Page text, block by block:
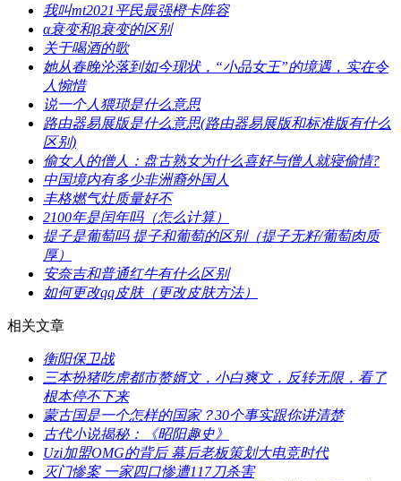
​我叫mt2021平民最强橙卡阵容
​α衰变和β衰变的区别
​关于喝酒的歌
​她从春晚沦落到如今现状，“小品女王”的境遇，实在令
人惋惜
​说一个人猥琐是什么意思
​路由器易展版是什么意思(路由器易展版和标准版有什么
区别)
​偷女人的僧人：盘古熟女为什么喜好与僧人就寝偷情?
​中国境内有多少非洲裔外国人
​丰格燃气灶质量好不
​2100年是闰年吗（怎么计算）
​提子是葡萄吗 提子和葡萄的区别（提子无籽/葡萄肉质
厚）
​安奈吉和普通红牛有什么区别
​如何更改qq皮肤（更改皮肤方法）
相关文章
​衡阳保卫战
​三本扮猪吃虎都市赘婿文，小白爽文，反转无限，看了
根本停不下来
​蒙古国是一个怎样的国家？30个事实跟你讲清楚
​古代小说揭秘：《昭阳趣史》
​Uzi加盟OMG的背后 幕后老板策划大电竞时代
​灭门惨案 一家四口惨遭117刀杀害